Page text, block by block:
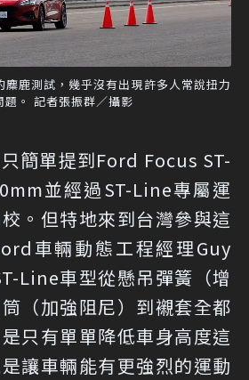
鹿測試，幾乎沒有出現許多人常說扭力
。 記者張振群／攝影
簡單提到Ford Focus ST-
並經過ST-Line專屬運
。但特地來到台灣參與這
車輛動態工程經理Guy
Line車型從懸吊彈簧（增
（加強阻尼）到襯套全都
只有單單降低車身高度這
讓車輛能有更強烈的運動